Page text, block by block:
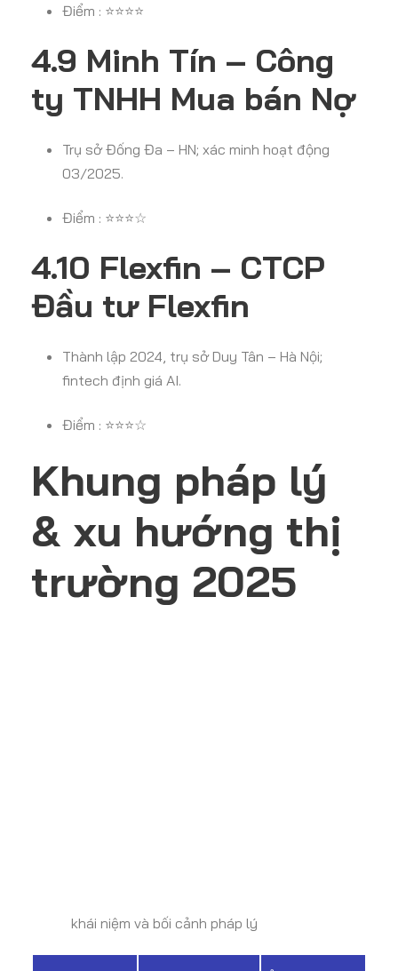
Điểm : ⭐⭐⭐⭐
4.9 Minh Tín – Công
ty TNHH Mua bán Nợ
Trụ sở Đống Đa – HN; xác minh hoạt động
03/2025.
Điểm : ⭐⭐⭐☆
4.10 Flexfin – CTCP
Đầu tư Flexfin
Thành lập 2024, trụ sở Duy Tân – Hà Nội;
fintech định giá AI.
Điểm : ⭐⭐⭐☆
Khung pháp lý
& xu hướng thị
trường 2025
khái niệm và bối cảnh pháp lý